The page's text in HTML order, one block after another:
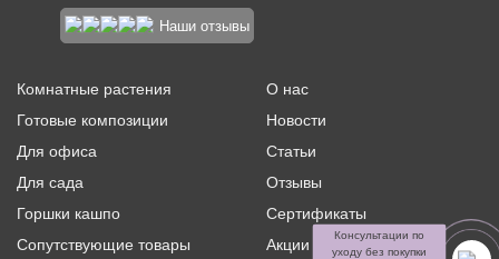
Наши отзывы
Комнатные растения
Готовые композиции
Для офиса
Для сада
Горшки кашпо
Сопутствующие товары
О нас
Новости
Статьи
Отзывы
Сертификаты
Акции и скидки
Консультации по
уходу без покупки